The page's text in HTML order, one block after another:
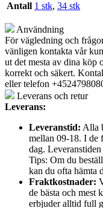
Antall 1 stk, 34 stk
Användning
För vägledning och
vänligen kontakta vår
ut det mesta av dina köp
korrekt och säkert.
eller telefon
Leverans och retur
Leverans:
Leveranstid: Alla
mellan 09-18. I de
dag.
Tips: Om du
kan du ofta hämta
Fraktkostnader:
de bästa och mest
erbjuder alltid full